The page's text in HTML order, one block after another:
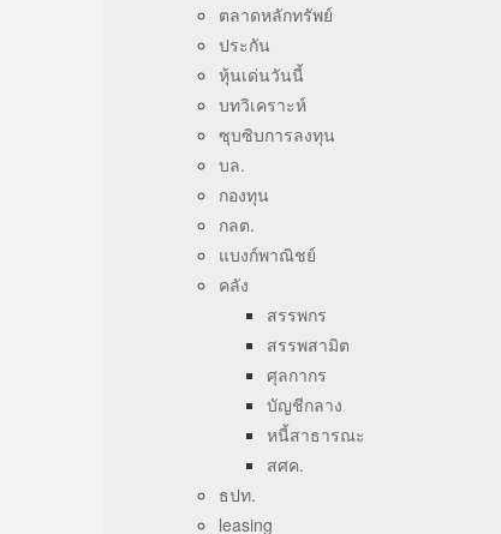
ตลาดหลักทรัพย์
ประกัน
หุ้นเด่นวันนี้
บทวิเคราะห์
ซุบซิบการลงทุน
บล.
กองทุน
กลต.
แบงก์พาณิชย์
คลัง
สรรพกร
สรรพสามิต
ศุลกากร
บัญชีกลาง
หนี้สาธารณะ
สศค.
ธปท.
leasing